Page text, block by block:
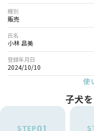
種別
販売
氏名
小林 昌美
登録年月日
2024/10/10
使
子犬
STEP01